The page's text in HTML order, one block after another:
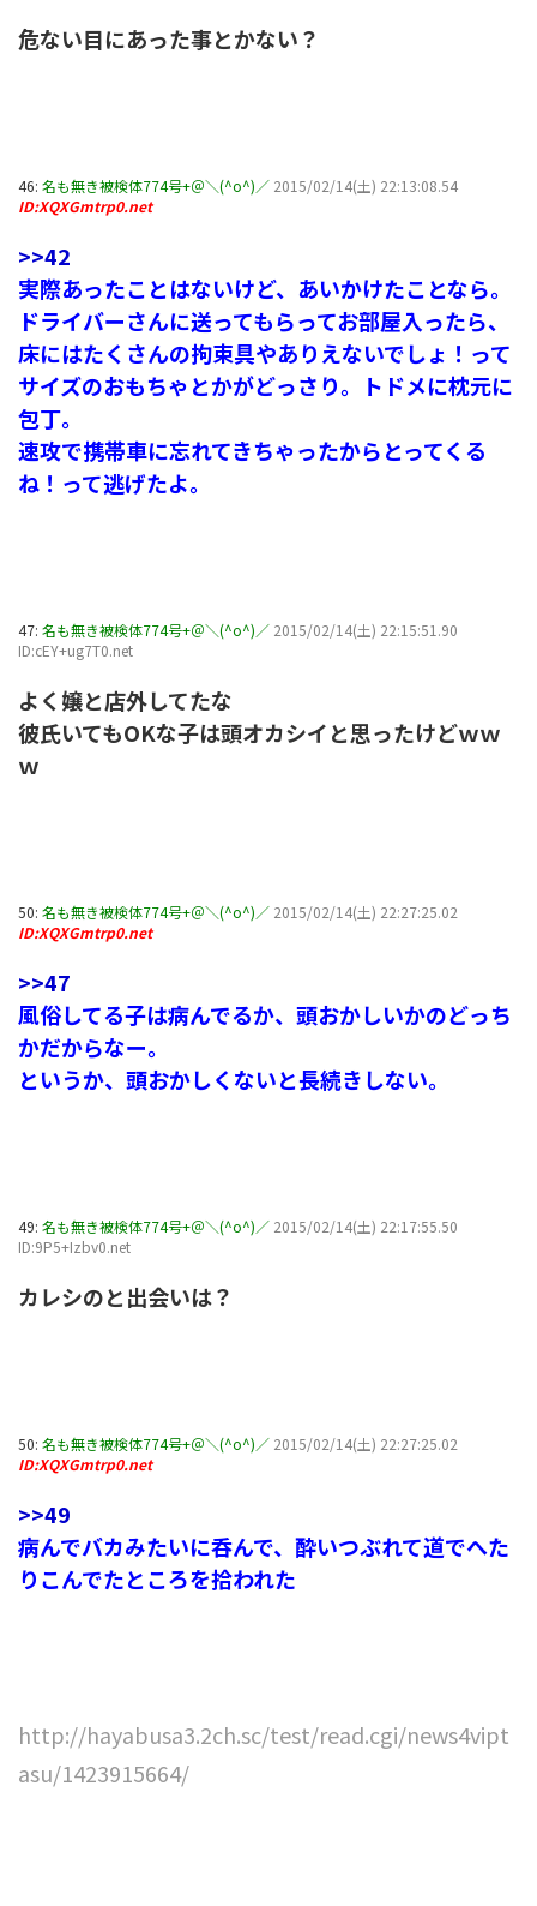
危ない目にあった事とかない？
46: 名も無き被検体774号+＠＼(^o^)／ 2015/02/14(土) 22:13:08.54
ID:XQXGmtrp0.net
>>42
実際あったことはないけど、あいかけたことなら。
ドライバーさんに送ってもらってお部屋入ったら、
床にはたくさんの拘束具やありえないでしょ！って
サイズのおもちゃとかがどっさり。トドメに枕元に
包丁。
速攻で携帯車に忘れてきちゃったからとってくる
ね！って逃げたよ。
47: 名も無き被検体774号+＠＼(^o^)／ 2015/02/14(土) 22:15:51.90
ID:cEY+ug7T0.net
よく嬢と店外してたな
彼氏いてもOKな子は頭オカシイと思ったけどｗｗ
ｗ
50: 名も無き被検体774号+＠＼(^o^)／ 2015/02/14(土) 22:27:25.02
ID:XQXGmtrp0.net
>>47
風俗してる子は病んでるか、頭おかしいかのどっち
かだからなー。
というか、頭おかしくないと長続きしない。
49: 名も無き被検体774号+＠＼(^o^)／ 2015/02/14(土) 22:17:55.50
ID:9P5+Izbv0.net
カレシのと出会いは？
50: 名も無き被検体774号+＠＼(^o^)／ 2015/02/14(土) 22:27:25.02
ID:XQXGmtrp0.net
>>49
病んでバカみたいに呑んで、酔いつぶれて道でへた
りこんでたところを拾われた
http://hayabusa3.2ch.sc/test/read.cgi/news4vipt
asu/1423915664/